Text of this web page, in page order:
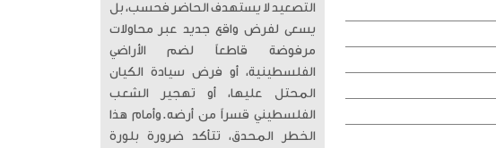
التصعيد لا يستهدف الحاضر فحسب، بل
يسعى لفرض واقع جديد عبر محاولات
مرفوضة قاطعاً لضم الأراضي
الفلسطينية، أو فرض سيادة الكيان
المحتل عليها، أو تهجير الشعب
الفلسطيني قسراً من أرضه. ​وأمام هذا
الخطر المحدق، تتأكد ضرورة بلورة